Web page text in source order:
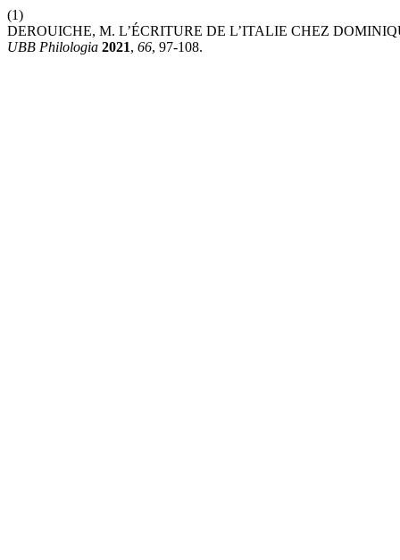
(1)
DEROUICHE, M. L’ÉCRITURE DE L’ITALIE CHEZ
UBB Philologia 2021, 66, 97-108.